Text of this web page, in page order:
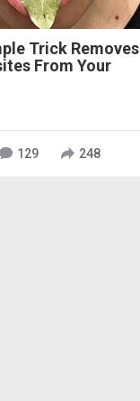
Trick Removes
From Your
129 248